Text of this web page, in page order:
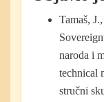
Tamaš,
naroda i
technical
stručni